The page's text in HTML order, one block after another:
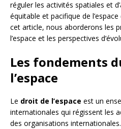
réguler les activités spatiales et
équitable et pacifique de
cet article, nous aborderons les
l’espace et les perspectives
Les fondements
l’espace
Le droit de l’espace est un
internationales qui régissent les
des organisations